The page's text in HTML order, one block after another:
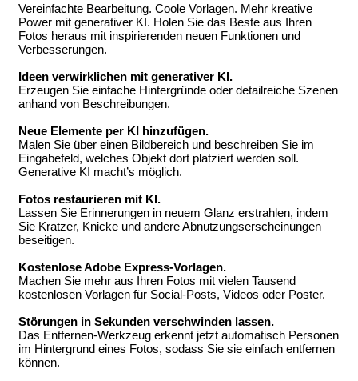
Vereinfachte Bearbeitung. Coole Vorlagen. Mehr kreative
Power mit generativer KI. Holen Sie das Beste aus Ihren
Fotos heraus mit inspirierenden neuen Funktionen und
Verbesserungen.
Ideen verwirklichen mit generativer KI.
Erzeugen Sie einfache Hintergründe oder detailreiche Szenen
anhand von Beschreibungen.
Neue Elemente per KI hinzufügen.
Malen Sie über einen Bildbereich und beschreiben Sie im
Eingabefeld, welches Objekt dort platziert werden soll.
Generative KI macht’s möglich.
Fotos restaurieren mit KI.
Lassen Sie Erinnerungen in neuem Glanz erstrahlen, indem
Sie Kratzer, Knicke und andere Abnutzungserscheinungen
beseitigen.
Kostenlose Adobe Express-Vorlagen.
Machen Sie mehr aus Ihren Fotos mit vielen Tausend
kostenlosen Vorlagen für Social-Posts, Videos oder Poster.
Störungen in Sekunden verschwinden lassen.
Das Entfernen-Werkzeug erkennt jetzt automatisch Personen
im Hintergrund eines Fotos, sodass Sie sie einfach entfernen
können.